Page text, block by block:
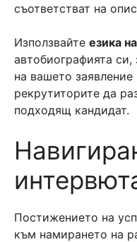
съответстват на
Използвайте езика
автобиографията
на вашето заявление
рекрутиторите да
подходящ кандидат.
Постижението на
към намирането на